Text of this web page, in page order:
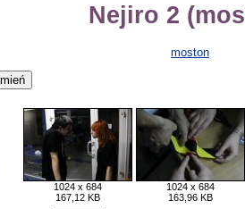
Nejiro 2
moston
1024 x 684
167,12 KB
1024 x 684
163,96 KB